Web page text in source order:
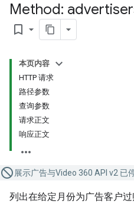
Method:
bookmark_border
本页内容
HTTP 请求
路径参数
查询参数
请求正文
响应正文
展示广告与Video 360 API v2 已
列出在给定月份为广告客户过